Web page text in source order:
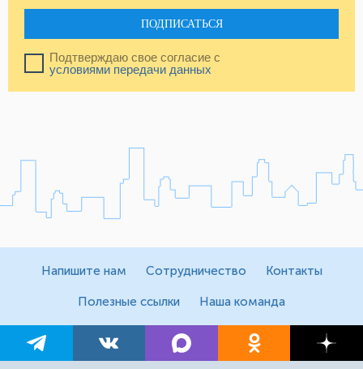
ПОДПИСАТЬСЯ
Подтверждаю свое согласие с
условиями передачи данных
Напишите нам Сотрудничество Контакты
Полезные ссылки Наша команда